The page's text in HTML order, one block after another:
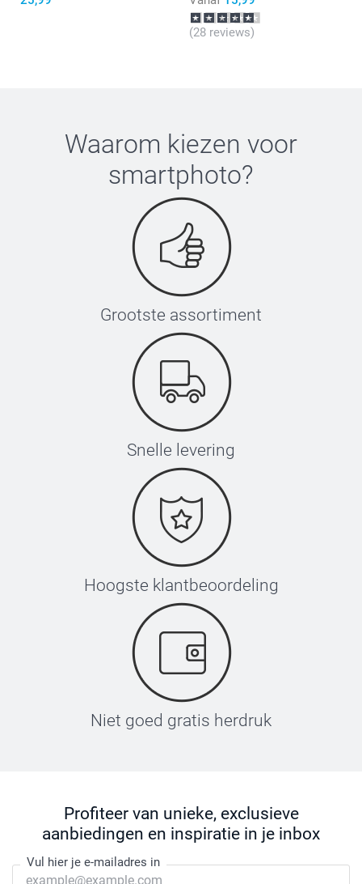
(28 reviews)
Waarom kiezen voor
smartphoto?
Grootste assortiment
Snelle levering
Hoogste klantbeoordeling
Niet goed gratis herdruk
Profiteer van unieke, exclusieve
aanbiedingen en inspiratie in je inbox
Vul hier je e-mailadres in